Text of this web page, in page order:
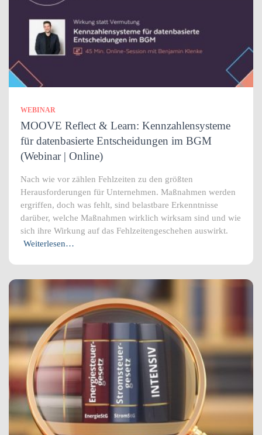
WEBINAR
MOOVE Reflect & Learn: Kennzahlensysteme
für datenbasierte Entscheidungen im BGM
(Webinar | Online)
Nach wie vor zählen Fehlzeiten zu den größten
Herausforderungen für Unternehmen. Maßnahmen werden
ergriffen, doch was fehlt, sind belastbare Erkenntnisse
darüber, welche Maßnahmen wirklich wirksam sind und wie
sich ihre Wirkung auf das Fehlzeitengeschehen auswirkt.
Weiterlesen…